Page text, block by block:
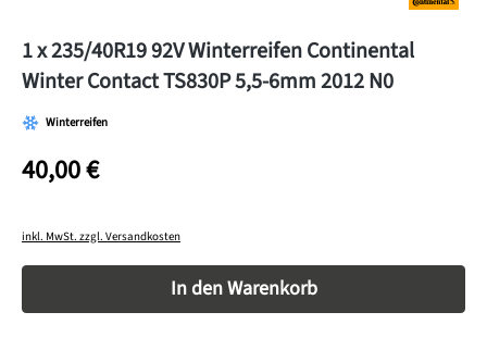
1 x 235/40R19 92V Winterreifen Continental
Winter Contact TS830P 5,5-6mm 2012 N0
Winterreifen
40,00 €
inkl. MwSt. zzgl. Versandkosten
Produkt Anzahl: Gib den gewünschten Wert
In den Warenkorb